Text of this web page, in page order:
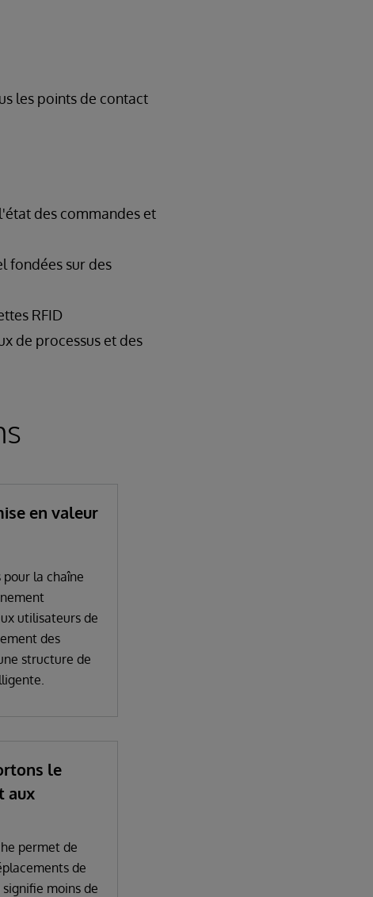
les points de contact
des commandes et
fondées sur des
RFID
de processus et des
en valeur
pour la chaîne
utilisateurs de
des
structure de
le
aux
permet de
de
moins de